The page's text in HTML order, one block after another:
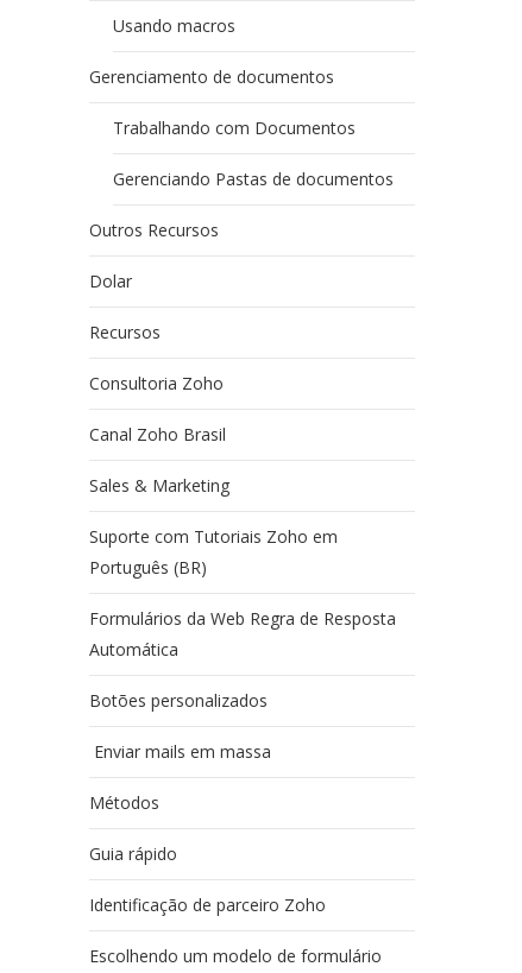
Usando macros
Gerenciamento de documentos
Trabalhando com Documentos
Gerenciando Pastas de documentos
Outros Recursos
Dolar
Recursos
Consultoria Zoho
Canal Zoho Brasil
Sales & Marketing
Suporte com Tutoriais Zoho em
Português (BR)
Formulários da Web Regra de Resposta
Automática
Botões personalizados
Enviar mails em massa
Métodos
Guia rápido
Identificação de parceiro Zoho
Escolhendo um modelo de formulário